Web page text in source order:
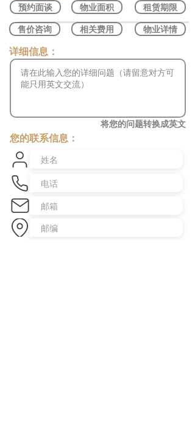
预约面谈
售价咨询
物业面积
相关费用
租赁期限
物业详情
​详细信息：
将您的问题转换成英文
您的联系信息：